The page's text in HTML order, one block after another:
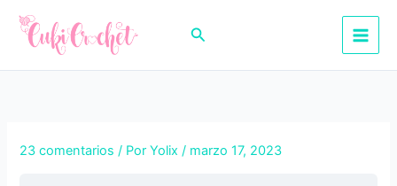
contenido
Buscar
23 comentarios / PorYolix/ marzo 17, 2023